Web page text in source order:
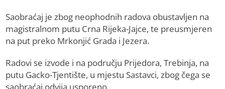
Saobraćaj je zbog neophodnih radova obustavljen na
magistralnom putu Crna Rijeka-Jajce, te preusmjeren
na put preko Mrkonjić Grada i Jezera.
Radovi se izvode i na području Prijedora, Trebinja, na
putu Gacko-Tjentište, u mjestu Sastavci, zbog čega se